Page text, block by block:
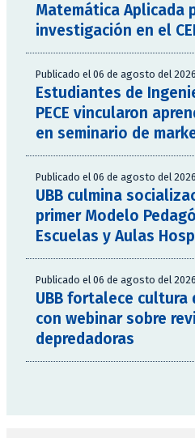
Matemática Aplicada
investigación en el
Publicado el 06 de agosto del 2026
Estudiantes de
PECE vincularon
en seminario de
Publicado el 06 de agosto del 2026
UBB culmina
primer Modelo
Escuelas y Aulas
Publicado el 06 de agosto del 2026
UBB fortalece cultura
con webinar sobre
depredadoras